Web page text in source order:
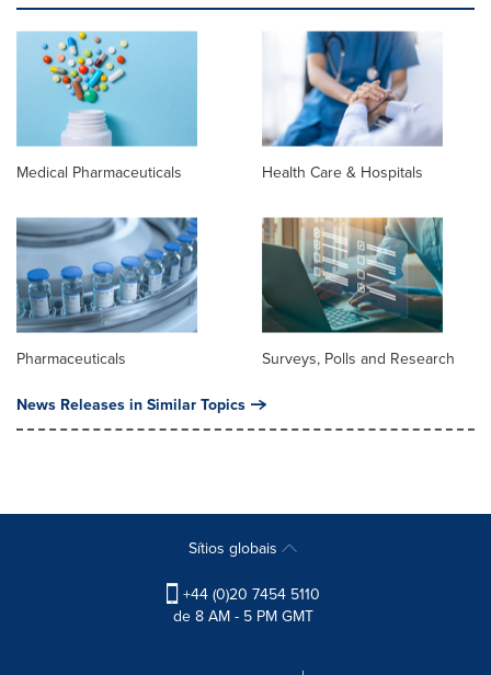
Medical Pharmaceuticals Health Care & Hospitals
Pharmaceuticals Surveys, Polls and Research
News Releases in Similar Topics
Sítios globais
+44 (0)20 7454 5110
de 8 AM - 5 PM GMT